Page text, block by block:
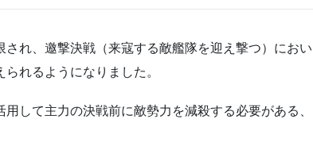
れ、邀撃決戦（来寇する敵艦隊を迎え撃つ）におい
れるようになりました。
して主力の決戦前に敵勢力を減殺する必要がある、